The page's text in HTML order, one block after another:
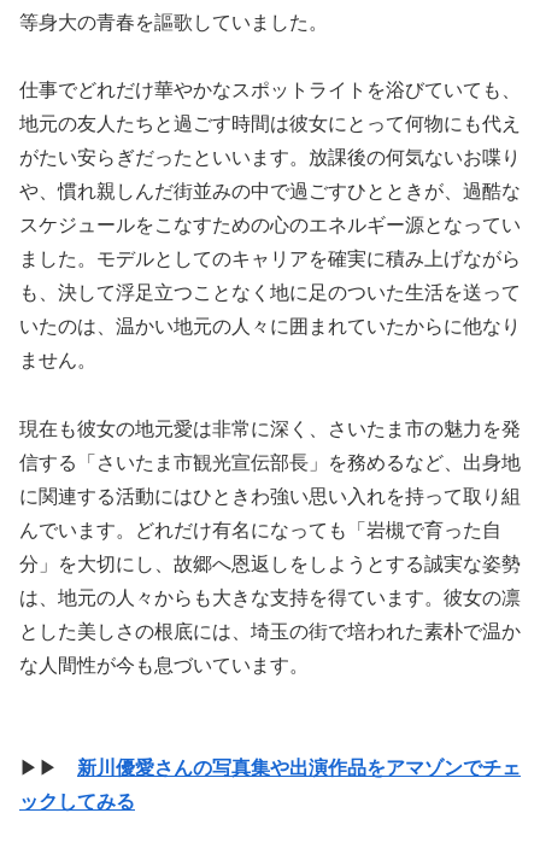
等身大の青春を謳歌していました。
仕事でどれだけ華やかなスポットライトを浴びていても、
地元の友人たちと過ごす時間は彼女にとって何物にも代え
がたい安らぎだったといいます。放課後の何気ないお喋り
や、慣れ親しんだ街並みの中で過ごすひとときが、過酷な
スケジュールをこなすための心のエネルギー源となってい
ました。モデルとしてのキャリアを確実に積み上げながら
も、決して浮足立つことなく地に足のついた生活を送って
いたのは、温かい地元の人々に囲まれていたからに他なり
ません。
現在も彼女の地元愛は非常に深く、さいたま市の魅力を発
信する「さいたま市観光宣伝部長」を務めるなど、出身地
に関連する活動にはひときわ強い思い入れを持って取り組
んでいます。どれだけ有名になっても「岩槻で育った自
分」を大切にし、故郷へ恩返しをしようとする誠実な姿勢
は、地元の人々からも大きな支持を得ています。彼女の凛
とした美しさの根底には、埼玉の街で培われた素朴で温か
な人間性が今も息づいています。
▶▶ 新川優愛さんの写真集や出演作品をアマゾンでチェ
ックしてみる